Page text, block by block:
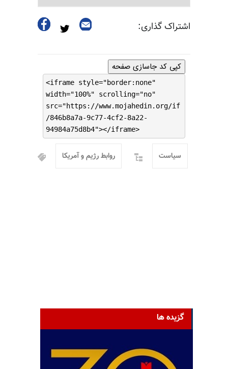
اشتراک گذاری:
کپی کد جاسازی صفحه
<iframe style="border:none"
width="100%" scrolling="no"
src="https://www.mojahedin.org/if
/846b8a7a-9c77-4cf2-8a22-
94984a75d8b4"></iframe>
روابط رژیم و آمریکا سیاست
گزیده ها